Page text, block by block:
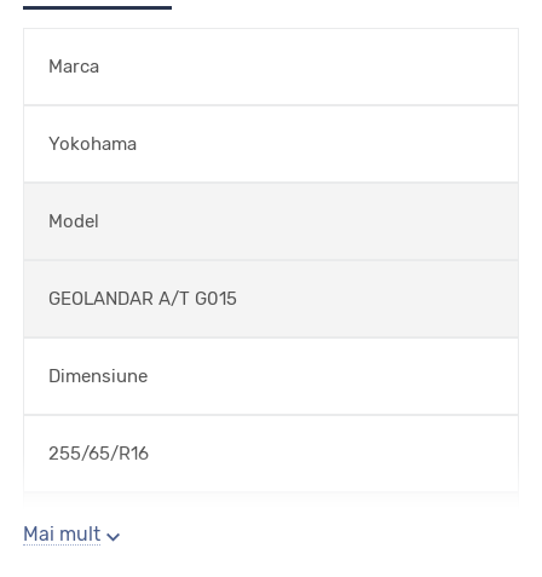
Marca
Yokohama
Model
GEOLANDAR A/T G015
Dimensiune
255/65/R16
Sezon
Mai mult